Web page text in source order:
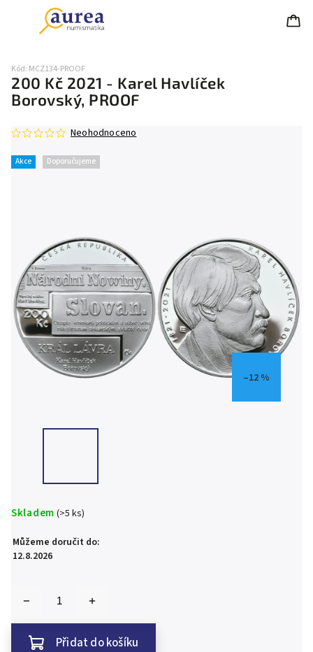
200 Kč 2021 - Karel Havlíček
Borovský, PROOF
Kód: MCZ134-PROOF
Akce Doporučujeme
Neohodnoceno
–12 %
Skladem (>5 ks)
Můžeme doručit do:
12.8.2026
Přidat do košíku